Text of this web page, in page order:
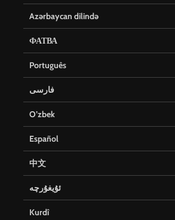
Azərbaycan dilində
ФАТВА
Português
فارسی
O’zbek
Español
中文
ئۇيغۇرچە
Kurdî